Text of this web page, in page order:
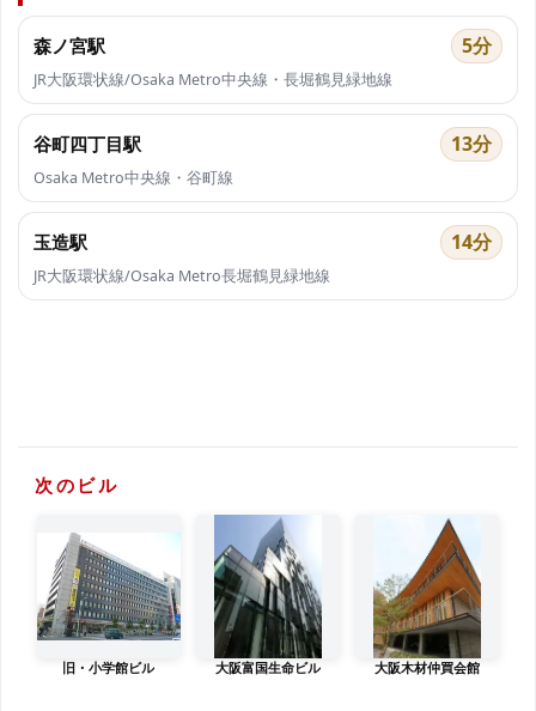
森ノ宮駅 5分
JR大阪環状線/Osaka Metro中央線・長堀鶴見緑地線
谷町四丁目駅 13分
Osaka Metro中央線・谷町線
玉造駅 14分
JR大阪環状線/Osaka Metro長堀鶴見緑地線
次のビル
旧・小学館ビル 大阪富国生命ビル 大阪木材仲買会館